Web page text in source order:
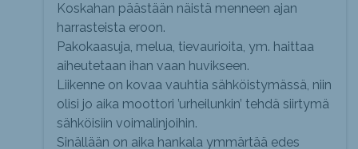
Koskahan päästään näistä menneen ajan
harrasteista eroon.
Pakokaasuja, melua, tievaurioita, ym. haittaa
aiheutetaan ihan vaan huvikseen.
Liikenne on kovaa vauhtia sähköistymässä, niin
olisi jo aika moottori ’urheilunkin’ tehdä siirtymä
sähköisiin voimalinjoihin.
Sinällään on aika hankala ymmärtää edes